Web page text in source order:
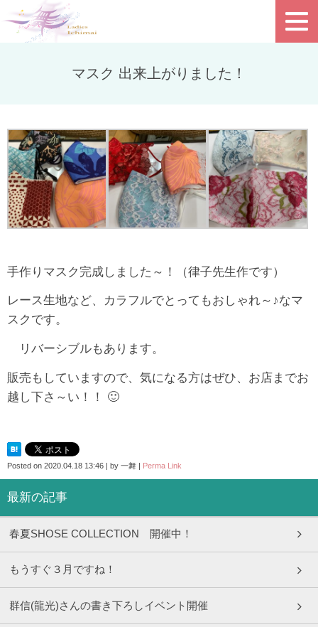
マスク 出来上がりました！
手作りマスク完成しました～！（律子先生作です）
レース生地など、カラフルでとってもおしゃれ～♪なマ
スクです。
リバーシブルもあります。
販売もしていますので、気になる方はぜひ、お店までお
越し下さ～い！！ 🙂
Posted on 2020.04.18 13:46 | by 一舞 | Perma Link
最新の記事
春夏SHOSE COLLECTION 開催中！
もうすぐ３月ですね！
群信(龍光)さんの書き下ろしイベント開催